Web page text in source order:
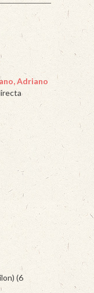
Adriano
(6